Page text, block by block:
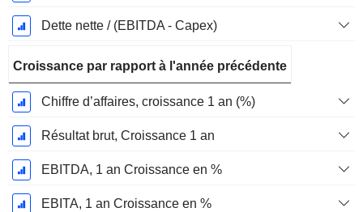
Dette nette / (EBITDA - Capex)
Croissance par rapport à l'année précédente
Chiffre d’affaires, croissance 1 an (%)
Résultat brut, Croissance 1 an
EBITDA, 1 an Croissance en %
EBITA, 1 an Croissance en %